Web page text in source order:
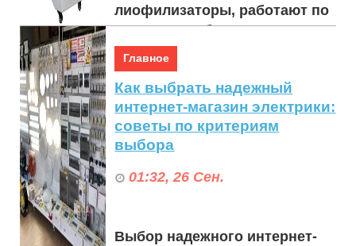
лиофилизаторы, работают по
принципу сублимации -
процесса, при котором влага
из материал...
Главное
Как выбрать надежный
интернет-магазин электрики:
советы по критериям
выбора
01:32, 26 Сен.
Выбор надежного интернет-